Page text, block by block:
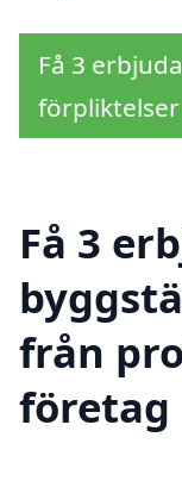
Få 3
förpliktelser
Få 3
från
företag